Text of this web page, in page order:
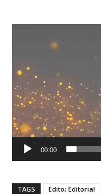
00:00
TAGS Edito; Editorial